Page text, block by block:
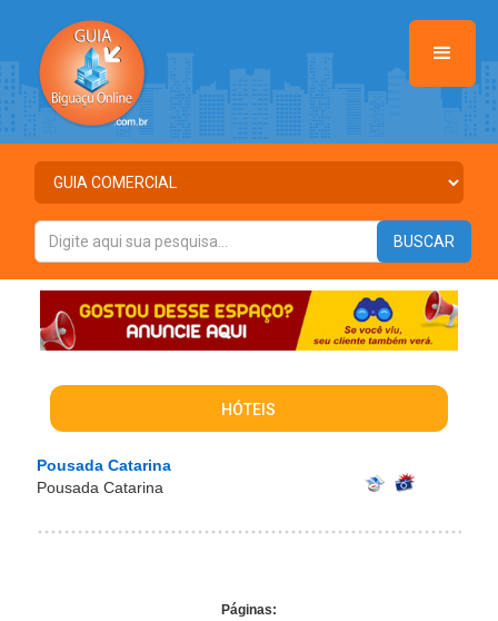
HÓTEIS
Pousada Catarina
Pousada Catarina
Páginas: